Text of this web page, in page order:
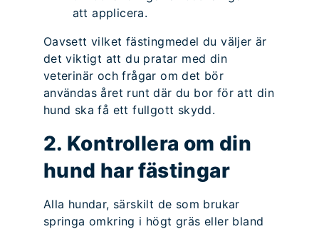
att applicera.
Oavsett vilket fästingmedel du väljer är
det viktigt att du pratar med din
veterinär och frågar om det bör
användas året runt där du bor för att din
hund ska få ett fullgott skydd.
2. Kontrollera om din
hund har fästingar
Alla hundar, särskilt de som brukar
springa omkring i högt gräs eller bland